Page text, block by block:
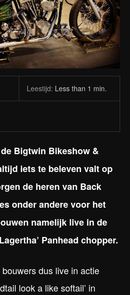
Leestijd: Less than 1 min.
Bigtwin Bikeshow &
iets te beleven valt op
de heren van Back
onder andere voor het
namelijk live in de
Panhead chopper.
dus live in actie
look a like softail’ in